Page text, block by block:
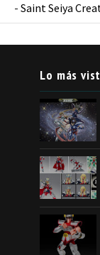
- Saint Seiya
Lo más